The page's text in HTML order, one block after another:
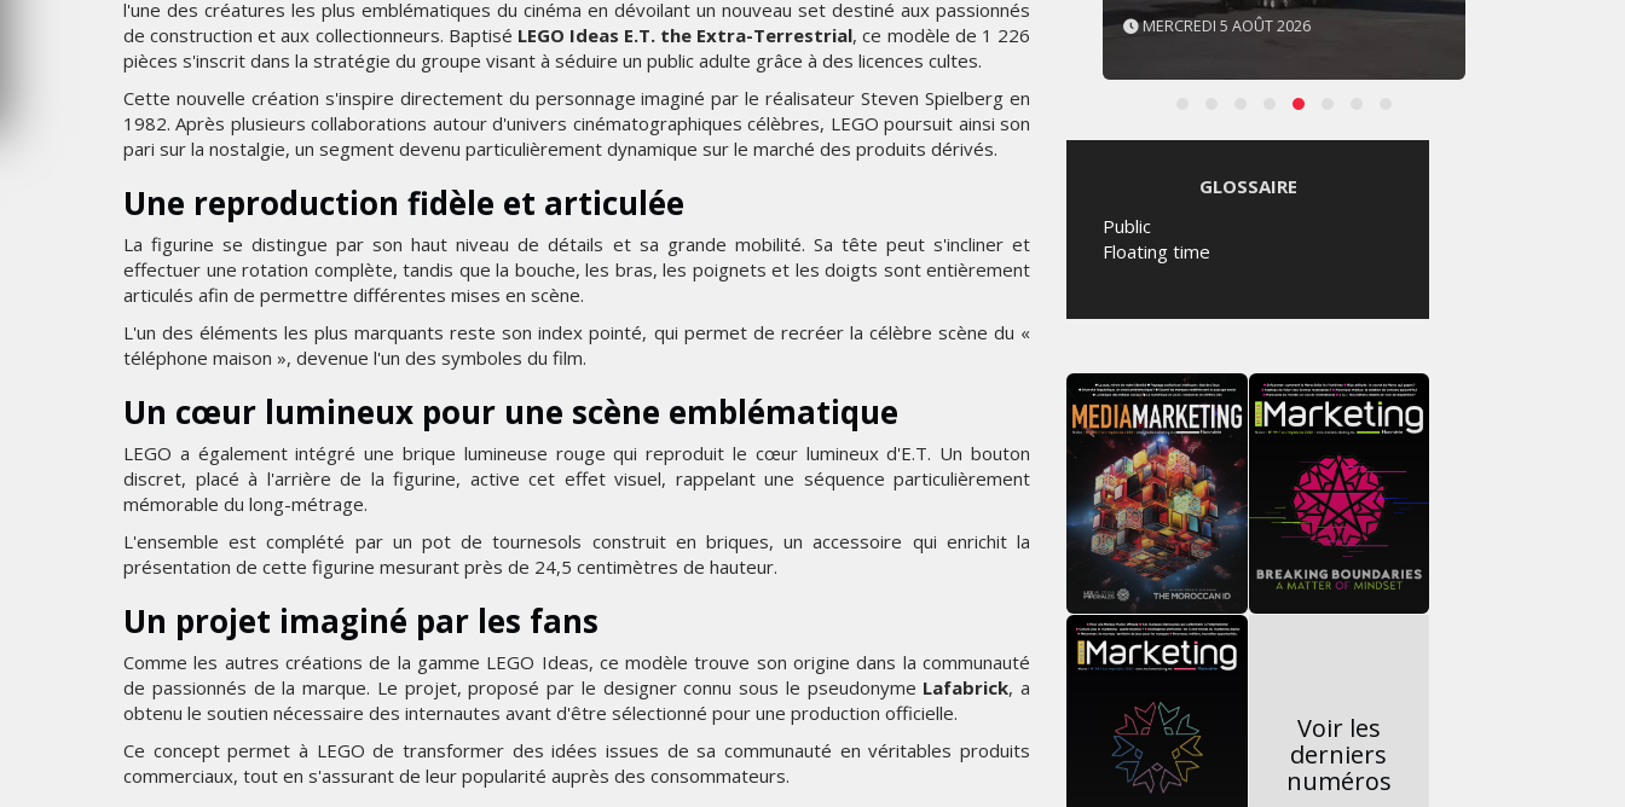
l'une des créatures les plus emblématiques du cinéma en dévoilant un nouveau set destiné aux passionnés
de construction et aux collectionneurs. Baptisé LEGO Ideas E.T. the Extra-Terrestrial, ce modèle de 1 226
pièces s'inscrit dans la stratégie du groupe visant à séduire un public adulte grâce à des licences cultes.
Cette nouvelle création s'inspire directement du personnage imaginé par le réalisateur Steven Spielberg en
1982. Après plusieurs collaborations autour d'univers cinématographiques célèbres, LEGO poursuit ainsi son
pari sur la nostalgie, un segment devenu particulièrement dynamique sur le marché des produits dérivés.
Une reproduction fidèle et articulée
La figurine se distingue par son haut niveau de détails et sa grande mobilité. Sa tête peut s'incliner et
effectuer une rotation complète, tandis que la bouche, les bras, les poignets et les doigts sont entièrement
articulés afin de permettre différentes mises en scène.
L'un des éléments les plus marquants reste son index pointé, qui permet de recréer la célèbre scène du «
téléphone maison », devenue l'un des symboles du film.
Un cœur lumineux pour une scène emblématique
LEGO a également intégré une brique lumineuse rouge qui reproduit le cœur lumineux d'E.T. Un bouton
discret, placé à l'arrière de la figurine, active cet effet visuel, rappelant une séquence particulièrement
mémorable du long-métrage.
L'ensemble est complété par un pot de tournesols construit en briques, un accessoire qui enrichit la
présentation de cette figurine mesurant près de 24,5 centimètres de hauteur.
Un projet imaginé par les fans
Comme les autres créations de la gamme LEGO Ideas, ce modèle trouve son origine dans la communauté
de passionnés de la marque. Le projet, proposé par le designer connu sous le pseudonyme Lafabrick, a
obtenu le soutien nécessaire des internautes avant d'être sélectionné pour une production officielle.
Ce concept permet à LEGO de transformer des idées issues de sa communauté en véritables produits
commerciaux, tout en s'assurant de leur popularité auprès des consommateurs.
JEUDI 6 AOÛT 2026 JEUDI 6 AOÛT 2026 MERCREDI 5 AOÛT 2026
GLOSSAIRE
Public
Floating time
Voir les
derniers
numéros